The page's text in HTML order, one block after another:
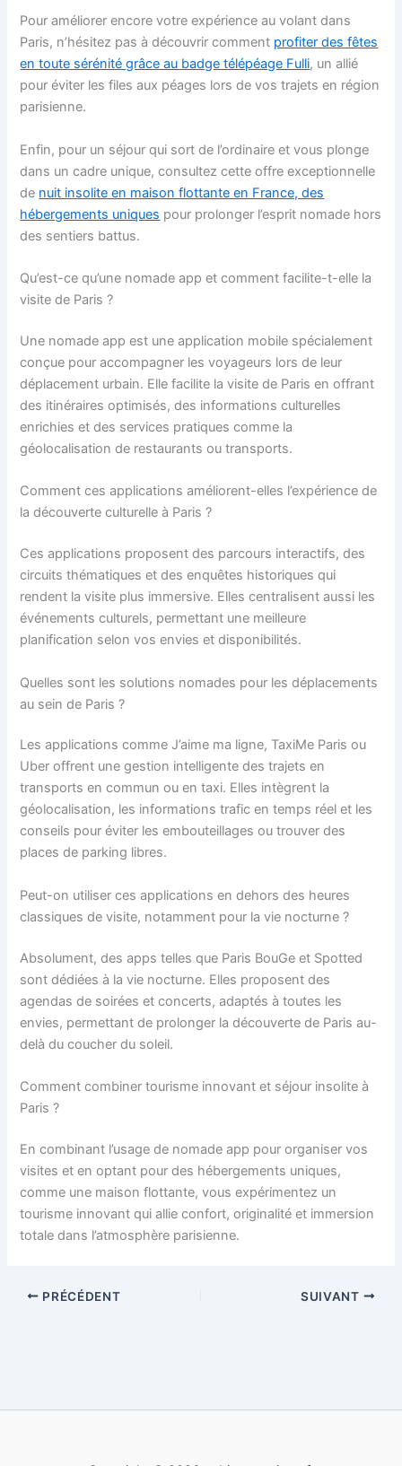
Pour améliorer encore votre expérience au volant dans
Paris, n’hésitez pas à découvrir comment profiter des fêtes
en toute sérénité grâce au badge télépéage Fulli, un allié
pour éviter les files aux péages lors de vos trajets en région
parisienne.
Enfin, pour un séjour qui sort de l’ordinaire et vous plonge
dans un cadre unique, consultez cette offre exceptionnelle
de nuit insolite en maison flottante en France, des
hébergements uniques pour prolonger l’esprit nomade hors
des sentiers battus.
Qu’est-ce qu’une nomade app et comment facilite-t-elle la
visite de Paris ?
Une nomade app est une application mobile spécialement
conçue pour accompagner les voyageurs lors de leur
déplacement urbain. Elle facilite la visite de Paris en offrant
des itinéraires optimisés, des informations culturelles
enrichies et des services pratiques comme la
géolocalisation de restaurants ou transports.
Comment ces applications améliorent-elles l’expérience de
la découverte culturelle à Paris ?
Ces applications proposent des parcours interactifs, des
circuits thématiques et des enquêtes historiques qui
rendent la visite plus immersive. Elles centralisent aussi les
événements culturels, permettant une meilleure
planification selon vos envies et disponibilités.
Quelles sont les solutions nomades pour les déplacements
au sein de Paris ?
Les applications comme J’aime ma ligne, TaxiMe Paris ou
Uber offrent une gestion intelligente des trajets en
transports en commun ou en taxi. Elles intègrent la
géolocalisation, les informations trafic en temps réel et les
conseils pour éviter les embouteillages ou trouver des
places de parking libres.
Peut-on utiliser ces applications en dehors des heures
classiques de visite, notamment pour la vie nocturne ?
Absolument, des apps telles que Paris BouGe et Spotted
sont dédiées à la vie nocturne. Elles proposent des
agendas de soirées et concerts, adaptés à toutes les
envies, permettant de prolonger la découverte de Paris au-
delà du coucher du soleil.
Comment combiner tourisme innovant et séjour insolite à
Paris ?
En combinant l’usage de nomade app pour organiser vos
visites et en optant pour des hébergements uniques,
comme une maison flottante, vous expérimentez un
tourisme innovant qui allie confort, originalité et immersion
totale dans l’atmosphère parisienne.
PRÉCÉDENT SUIVANT